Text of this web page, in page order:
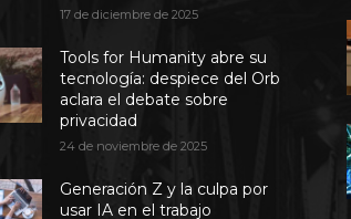
17 de diciembre de 2025
Tools for Humanity abre su
tecnología: despiece del Orb
aclara el debate sobre
privacidad
24 de noviembre de 2025
Generación Z y la culpa por
usar IA en el trabajo